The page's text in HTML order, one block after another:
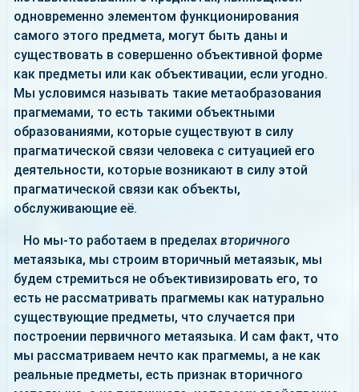
одновременно элементом функционирования
самого этого предмета, могут быть даны и
существовать в совершенно объективной форме
как предметы или как объективации, если угодно.
Мы условимся называть такие метаобразования
прагмемами, то есть такими объектными
образованиями, которые существуют в силу
прагматической связи человека с ситуацией его
деятельности, которые возникают в силу этой
прагматической связи как объекты,
обслуживающие её.
Но мы-то работаем в пределах вторичного
метаязыка, мы строим вторичный метаязык, мы
будем стремиться не объективизировать его, то
есть не рассматривать прагмемы как натурально
существующие предметы, что случается при
построении первичного метаязыка. И сам факт, что
мы рассматриваем нечто как прагмемы, а не как
реальные предметы, есть признак вторичного